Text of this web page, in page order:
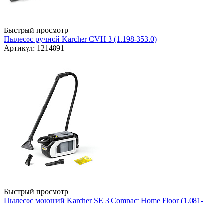
Быстрый просмотр
Пылесос ручной Karcher CVH 3 (1.198-353.0)
Артикул: 1214891
Быстрый просмотр
Пылесос моющий Karcher SE 3 Compact Home Floor (1.081-